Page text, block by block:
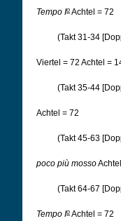
Tempo Io Achtel = 72
(Takt 31-34
Viertel = 72 Achtel =
(Takt 35-44
Achtel = 72
(Takt 45-63
poco più mosso
(Takt 64-67
Tempo Io Achtel = 72